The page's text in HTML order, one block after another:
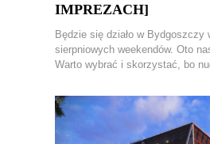
IMPREZACH]
Będzie się działo w Bydgoszczy
sierpniowych weekendów. Oto
Warto wybrać i skorzystać, bo